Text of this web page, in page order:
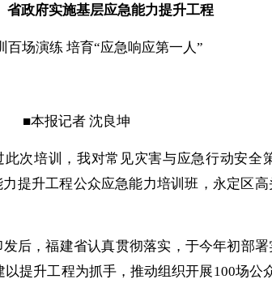
省政府实施基层应急能力提升工程
百场演练 培育“应急响应第一人”
■本报记者 沈良坤
次培训，我对常见灾害与应急行动安全
提升工程公众应急能力培训班，永定区
后，福建省认真贯彻落实，于今年初部
提升工程为抓手，推动组织开展100场公